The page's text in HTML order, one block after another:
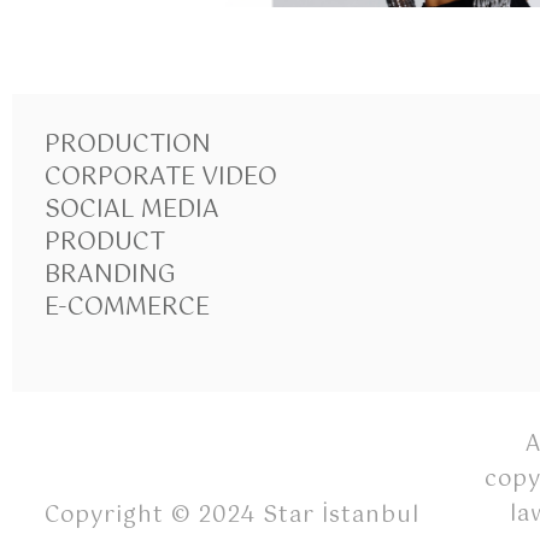
PRODUCTION
CORPORATE VIDEO
SOCIAL MEDIA
PRODUCT
BRANDING
E-COMMERCE
Copyright © 2024 Star İstanbul